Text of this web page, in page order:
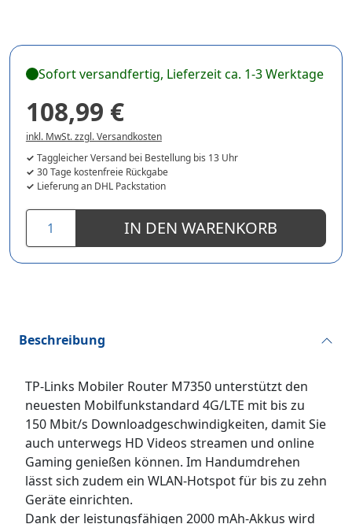
Sofort versandfertig, Lieferzeit ca. 1-3 Werktage
108,99 €
inkl. MwSt. zzgl. Versandkosten
Taggleicher Versand bei Bestellung bis 13 Uhr
30 Tage kostenfreie Rückgabe
Lieferung an DHL Packstation
IN DEN WARENKORB
Beschreibung
TP-Links Mobiler Router M7350 unterstützt den
neuesten Mobilfunkstandard 4G/LTE mit bis zu
150 Mbit/s Downloadgeschwindigkeiten, damit Sie
auch unterwegs HD Videos streamen und online
Gaming genießen können. Im Handumdrehen
lässt sich zudem ein WLAN-Hotspot für bis zu zehn
Geräte einrichten.
Dank der leistungsfähigen 2000 mAh-Akkus wird